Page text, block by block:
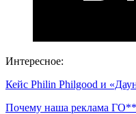
Интересное:
Кейс Philin Philgood и
Почему наша реклама